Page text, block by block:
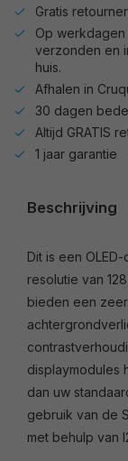
Gratis
Op
verzonden en
huis.
Afhalen in
30 dagen
Altijd GRATIS
1 jaar garantie
Beschrijving
Dit is een
resolutie van
bieden een
displaymodules
dan uw
gebruik van de
met behulp van